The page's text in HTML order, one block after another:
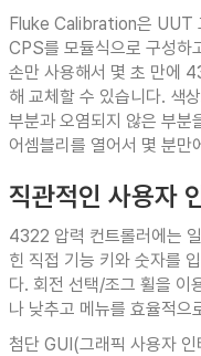
Fluke Calibration은 UUT
CPS를 모듈식으로 구성하
손만 사용해서 몇 초 만에
해 교체할 수 있습니다. 색
부분과 오염되지 않은 부분
어셈블리를 열어서 몇 분만
직관적인 사용자
4322 압력 컨트롤러에는
힌 직접 기능 키와 숫자를
다. 회전 선택/조그 휠을 이
나 낮추고 메뉴를 효율적으
첨단 GUI(그래픽 사용자